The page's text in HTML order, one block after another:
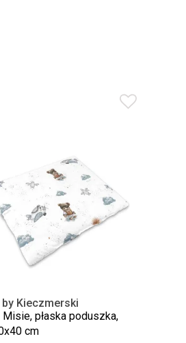
Kieczmerski
Misie, płaska poduszka,
cm